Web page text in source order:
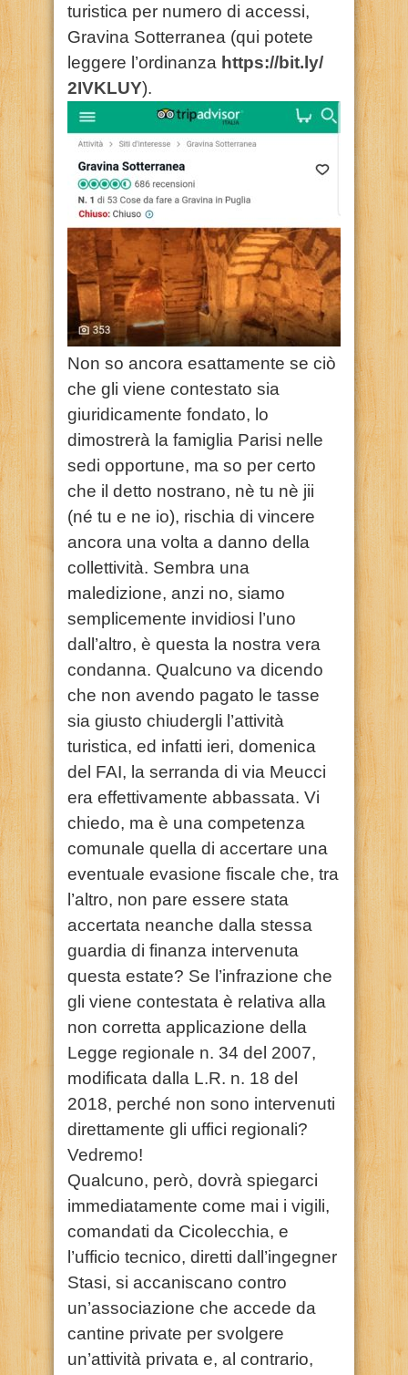
turistica per numero di accessi,
Gravina Sotterranea (qui potete
leggere l’ordinanza https://bit.ly/
2IVKLUY).
Non so ancora esattamente se ciò
che gli viene contestato sia
giuridicamente fondato, lo
dimostrerà la famiglia Parisi nelle
sedi opportune, ma so per certo
che il detto nostrano, nè tu nè jii
(né tu e ne io), rischia di vincere
ancora una volta a danno della
collettività. Sembra una
maledizione, anzi no, siamo
semplicemente invidiosi l’uno
dall’altro, è questa la nostra vera
condanna. Qualcuno va dicendo
che non avendo pagato le tasse
sia giusto chiudergli l’attività
turistica, ed infatti ieri, domenica
del FAI, la serranda di via Meucci
era effettivamente abbassata. Vi
chiedo, ma è una competenza
comunale quella di accertare una
eventuale evasione fiscale che, tra
l’altro, non pare essere stata
accertata neanche dalla stessa
guardia di finanza intervenuta
questa estate? Se l’infrazione che
gli viene contestata è relativa alla
non corretta applicazione della
Legge regionale n. 34 del 2007,
modificata dalla L.R. n. 18 del
2018, perché non sono intervenuti
direttamente gli uffici regionali?
Vedremo!
Qualcuno, però, dovrà spiegarci
immediatamente come mai i vigili,
comandati da Cicolecchia, e
l’ufficio tecnico, diretti dall’ingegner
Stasi, si accaniscano contro
un’associazione che accede da
cantine private per svolgere
un’attività privata e, al contrario,